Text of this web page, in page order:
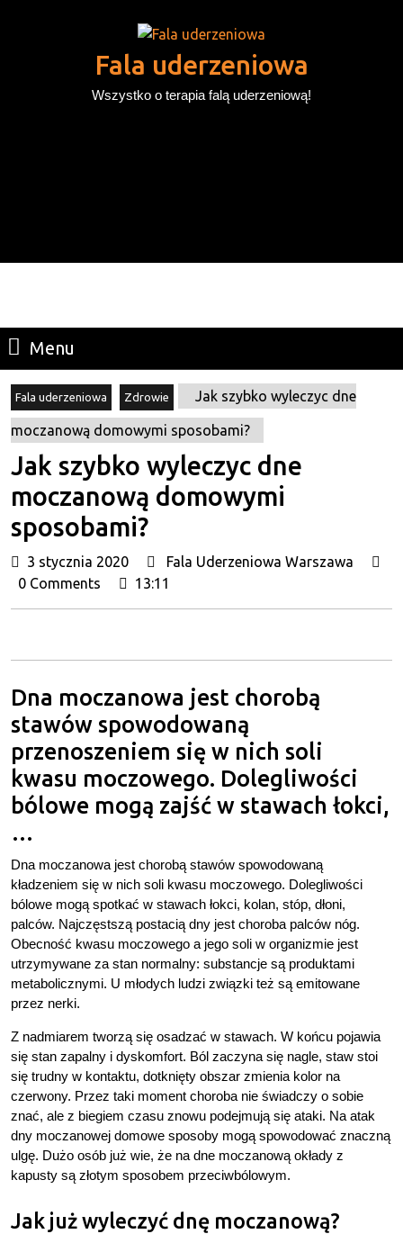
Fala uderzeniowa
Wszystko o terapia falą uderzeniową!
Menu
Fala uderzeniowa Zdrowie Jak szybko wyleczyc dne
moczanową domowymi sposobami?
Jak szybko wyleczyc dne
moczanową domowymi
sposobami?
3 stycznia 2020
3
stycznia
Fala Uderzeniowa Warszawa
Fala
0 Comments 13:11
Dna moczanowa jest chorobą
stawów spowodowaną
przenoszeniem się w nich soli
kwasu moczowego. Dolegliwości
bólowe mogą zajść w stawach łokci,
…
Dna moczanowa jest chorobą stawów spowodowaną
kładzeniem się w nich soli kwasu moczowego. Dolegliwości
bólowe mogą spotkać w stawach łokci, kolan, stóp, dłoni,
palców. Najczęstszą postacią dny jest choroba palców nóg.
Obecność kwasu moczowego a jego soli w organizmie jest
utrzymywane za stan normalny: substancje są produktami
metabolicznymi. U młodych ludzi związki też są emitowane
przez nerki.
Z nadmiarem tworzą się osadzać w stawach. W końcu pojawia
się stan zapalny i dyskomfort. Ból zaczyna się nagle, staw stoi
się trudny w kontaktu, dotknięty obszar zmienia kolor na
czerwony. Przez taki moment choroba nie świadczy o sobie
znać, ale z biegiem czasu znowu podejmują się ataki. Na atak
dny moczanowej domowe sposoby mogą spowodować znaczną
ulgę. Dużo osób już wie, że na dne moczanową okłady z
kapusty są złotym sposobem przeciwbólowym.
Jak już wyleczyć dnę moczanową?